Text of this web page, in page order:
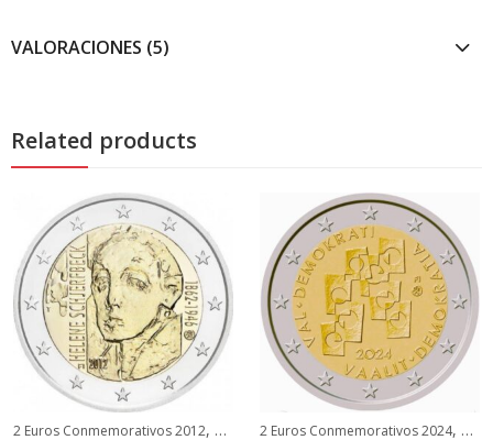
VALORACIONES (5)
Related products
Conmemorativos Finlandia
2 Euros Conmemorativos 2012, 2 Euros Conmemorativos Finlandia
2 Euros Conmemorativos 2024, 2